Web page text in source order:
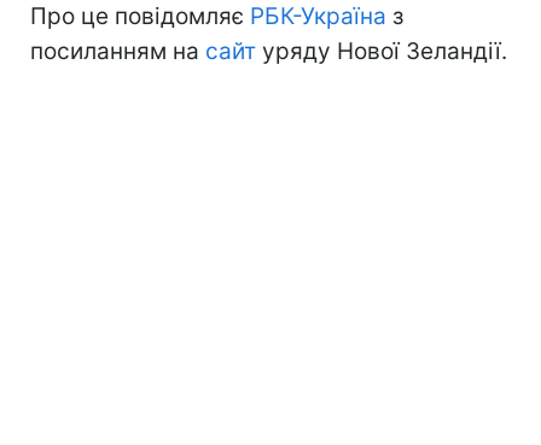
Про це повідомляє РБК-Україна з
посиланням на сайт уряду Нової Зеландії.